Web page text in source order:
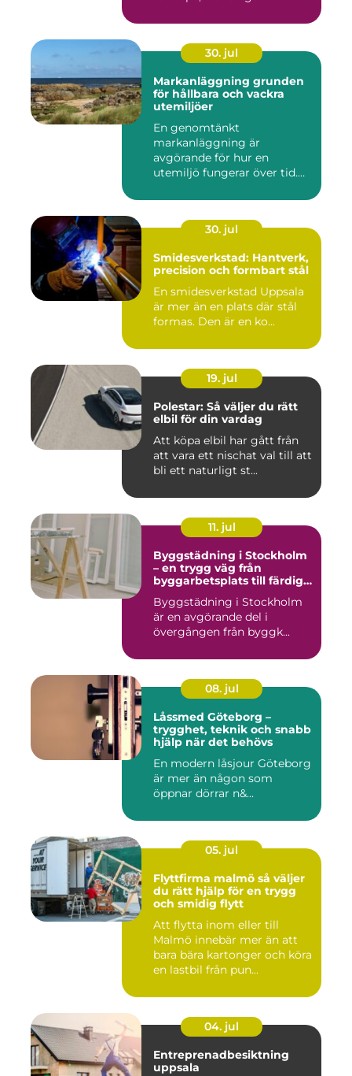
30. jul
Markanläggning grunden
för hållbara och vackra
utemiljöer
En genomtänkt
markanläggning är
avgörande för hur en
utemiljö fungerar över tid.
30. jul
Smidesverkstad: Hantverk,
precision och formbart stål
En smidesverkstad Uppsala
är mer än en plats där stål
formas. Den är en ko...
19. jul
Polestar: Så väljer du rätt
elbil för din vardag
Att köpa elbil har gått från
att vara ett nischat val till att
bli ett naturligt st...
11. jul
Byggstädning i Stockholm
– en trygg väg från
byggarbetsplats till färdig
Byggstädning i Stockholm
är en avgörande del i
övergången från byggk...
08. jul
Låssmed Göteborg –
trygghet, teknik och snabb
hjälp när det behövs
En modern låsjour Göteborg
är mer än någon som
öppnar dörrar n&...
05. jul
Flyttfirma malmö så väljer
du rätt hjälp för en trygg
och smidig flytt
Att flytta inom eller till
Malmö innebär mer än att
bara bära kartonger och köra
en lastbil från pun...
04. jul
Entreprenadbesiktning
uppsala